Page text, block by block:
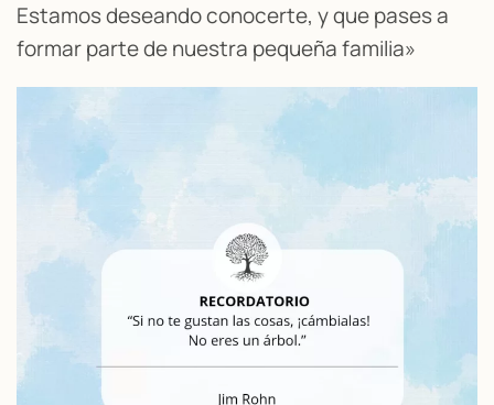
Estamos deseando conocerte, y que pases a
formar parte de nuestra pequeña familia»